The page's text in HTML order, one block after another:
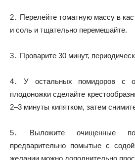
2․ Перелейте томатную массу в
и соль и тщательно перемешайте.
3․ Проварите 30 минут,
4․ У остальных помидоров с
плодоножки сделайте
2–3 минуты кипятком, затем
5․ Выложите очищенные
предварительно помытые с
желании можно дополнительно